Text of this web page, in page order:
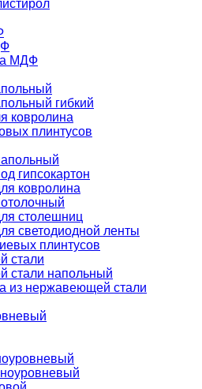
МДФ
гибкий
ковролина
плинтусов
гипсокартон
ковролина
столешниц
светодиодной ленты
плинтусов
стали
стали напольный
из нержавеющей стали